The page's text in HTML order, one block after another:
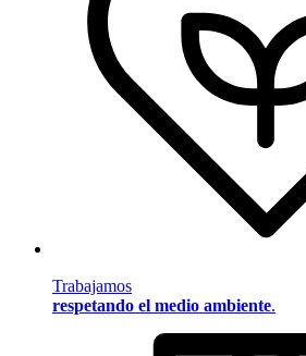
Trabajamos
respetando el medio ambiente.